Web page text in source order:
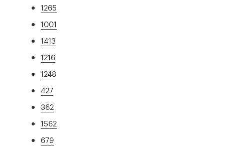
1265
1001
1413
1216
1248
427
362
1562
679